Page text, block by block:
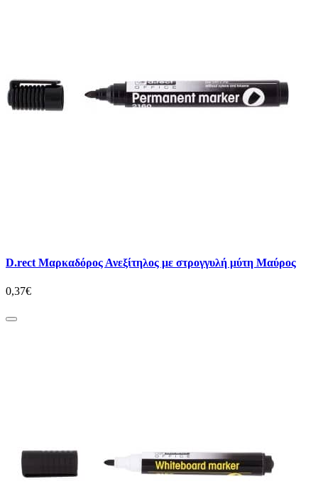
D.rect Μαρκαδόρος Ανεξίτηλος με στρογγυλή μύτη Μαύρος
0,37€